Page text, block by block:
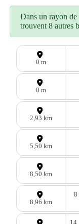
Dans un rayon
trouvent 8 autres
0 m
0 m
2,93 km
5,50 km
8,50 km
8,96 km
8
14